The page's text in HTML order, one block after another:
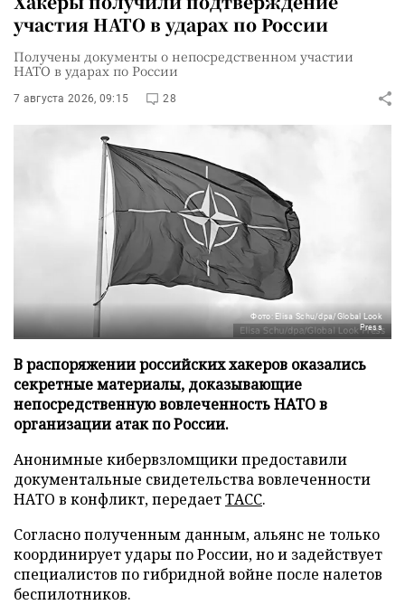
участия НАТО в ударах по России
Получены документы о непосредственном участии
НАТО в ударах по России
7 августа 2026, 09:15 28
Фото: Elisa Schu/dpa/Global Look
Press
В распоряжении российских хакеров оказались
секретные материалы, доказывающие
непосредственную вовлеченность НАТО в
организации атак по России.
Анонимные кибервзломщики предоставили
документальные свидетельства вовлеченности
НАТО в конфликт, передаетТАСС.
Согласно полученным данным, альянс не только
координирует удары по России, но и задействует
специалистов по гибридной войне после налетов
беспилотников.